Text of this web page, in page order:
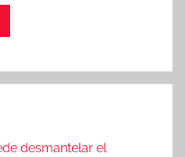
desmantelar el